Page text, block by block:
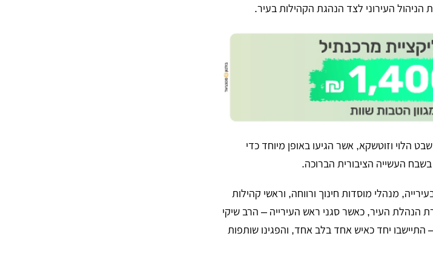
העירוני לצד הנהגת הקהילות בעיר.
הלוי וזוטשקא, אשר הגיעו באופן מיוחד כדי
העשייה הציבורית הברוכה.
מנהלי מוסדות חינוך ורווחה, וראשי קהילות
הנהלת העיר, כאשר סגני ראש העירייה – הרב שיקי
יחד כאיש אחד בלב אחד, והפגינו שותפות